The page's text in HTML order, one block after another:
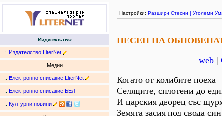
Издателство
:. Издателство LiterNet
Медии
:. Електронно списание LiterNet
:. Електронно списание БЕЛ
:. Културни новини
Настройки: Разшири Стесни | Уголеми
ПЕСЕН НА
web |
Когато от колибите поеха
Селяците, сплотени до
И царския дворец със
Земята засия под свода